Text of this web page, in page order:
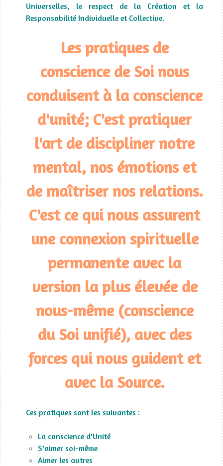
Universelles, le respect de la Création et la
Responsabilité Individuelle et Collective.
Les pratiques de
conscience de Soi nous
conduisent à la conscience
d'unité; C'est pratiquer
l'art de discipliner notre
mental, nos émotions et
de maîtriser nos relations.
C'est ce qui nous assurent
une connexion spirituelle
permanente avec la
version la plus élevée de
nous-même (conscience
du Soi unifié), avec des
forces qui nous guident et
avec la Source.
Ces pratiques sont les suivantes :
La conscience d'Unité
S'aimer soi-même
Aimer les autres